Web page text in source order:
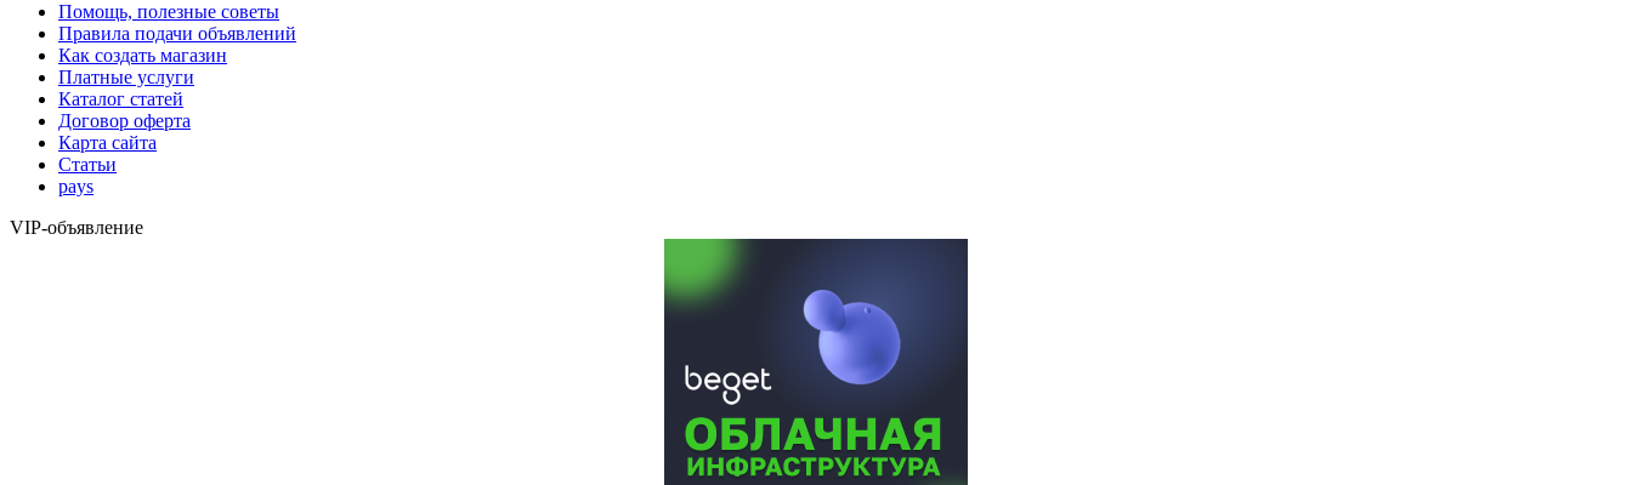
Помощь, полезные советы
Правила подачи объявлений
Как создать магазин
Платные услуги
Каталог статей
Договор оферта
Карта сайта
Статьи
pays
VIP-объявление